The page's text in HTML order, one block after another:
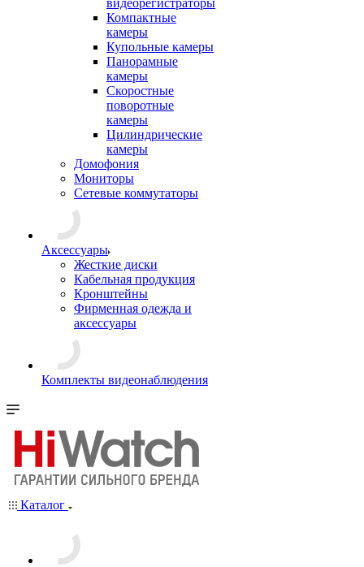
видеорегистраторы
Компактные
камеры
Купольные камеры
Панорамные
камеры
Скоростные
поворотные
камеры
Цилиндрические
камеры
Домофония
Мониторы
Сетевые коммутаторы
Аксессуары
Жесткие диски
Кабельная продукция
Кронштейны
Фирменная одежда и
аксессуары
Комплекты видеонаблюдения
Каталог